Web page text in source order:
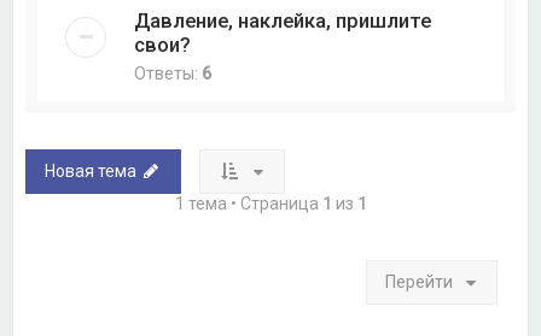
Давление, наклейка, пришлите
свои?
Ответы: 6
Новая тема
1 тема • Страница 1 из 1
Перейти